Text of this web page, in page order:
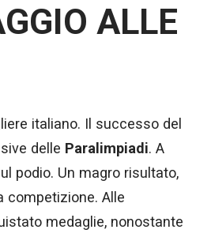
ALLE
italiano. Il successo del
delle Paralimpiadi. A
podio. Un magro risultato,
competizione. Alle
medaglie, nonostante